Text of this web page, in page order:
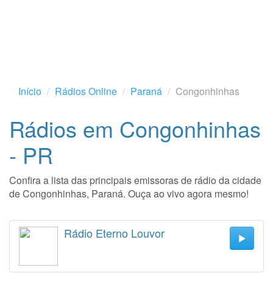
Início Rádios Online Paraná Congonhinhas
Rádios em Congonhinhas
- PR
Confira a lista das principais emissoras de rádio da cidade
de Congonhinhas, Paraná. Ouça ao vivo agora mesmo!
Rádio Eterno Louvor